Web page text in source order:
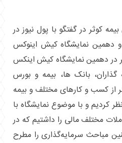
کوثر در گفتگو با پول نیوز در
نمایشگاه کیش اینوکس
در دهمین نمایشگاه کیش اینکس
گذاران، بانک ها، بیمه و بورس
از کسب و کار‌های مختلف و بیمه
کردیم و با موضوع نمایشگاه با
مختلف مالی را داشتیم که در
مباحث سرمایه‌گذاری را مطرح